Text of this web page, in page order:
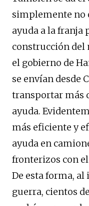
simplemente no
ayuda a la franja
construcción del
el gobierno de
se envían desde
transportar más
ayuda.
más eficiente y
ayuda en
fronterizos con
De esta forma,
guerra, cientos